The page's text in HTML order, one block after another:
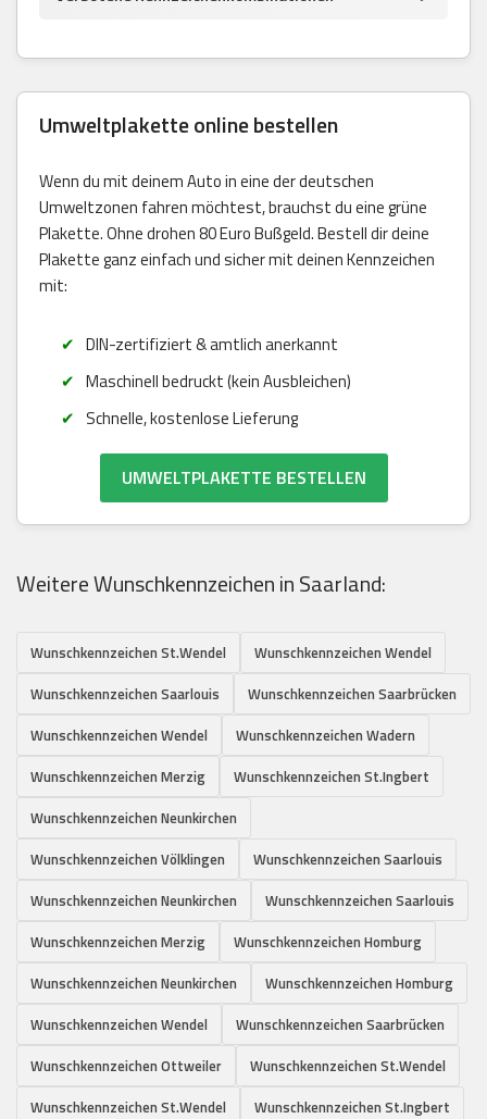
Umweltplakette online bestellen
Wenn du mit deinem Auto in eine der deutschen
Umweltzonen fahren möchtest, brauchst du eine grüne
Plakette. Ohne drohen 80 Euro Bußgeld. Bestell dir deine
Plakette ganz einfach und sicher mit deinen Kennzeichen
mit:
DIN-zertifiziert & amtlich anerkannt
Maschinell bedruckt (kein Ausbleichen)
Schnelle, kostenlose Lieferung
UMWELTPLAKETTE BESTELLEN
Weitere Wunschkennzeichen in Saarland:
Wunschkennzeichen St.Wendel
Wunschkennzeichen Wendel
Wunschkennzeichen Saarlouis
Wunschkennzeichen Saarbrücken
Wunschkennzeichen Wendel
Wunschkennzeichen Wadern
Wunschkennzeichen Merzig
Wunschkennzeichen St.Ingbert
Wunschkennzeichen Neunkirchen
Wunschkennzeichen Völklingen
Wunschkennzeichen Saarlouis
Wunschkennzeichen Neunkirchen
Wunschkennzeichen Saarlouis
Wunschkennzeichen Merzig
Wunschkennzeichen Homburg
Wunschkennzeichen Neunkirchen
Wunschkennzeichen Homburg
Wunschkennzeichen Wendel
Wunschkennzeichen Saarbrücken
Wunschkennzeichen Ottweiler
Wunschkennzeichen St.Wendel
Wunschkennzeichen St.Wendel
Wunschkennzeichen St.Ingbert